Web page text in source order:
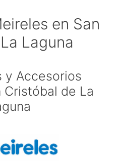
en San
Laguna
y Accesorios
Cristóbal de La